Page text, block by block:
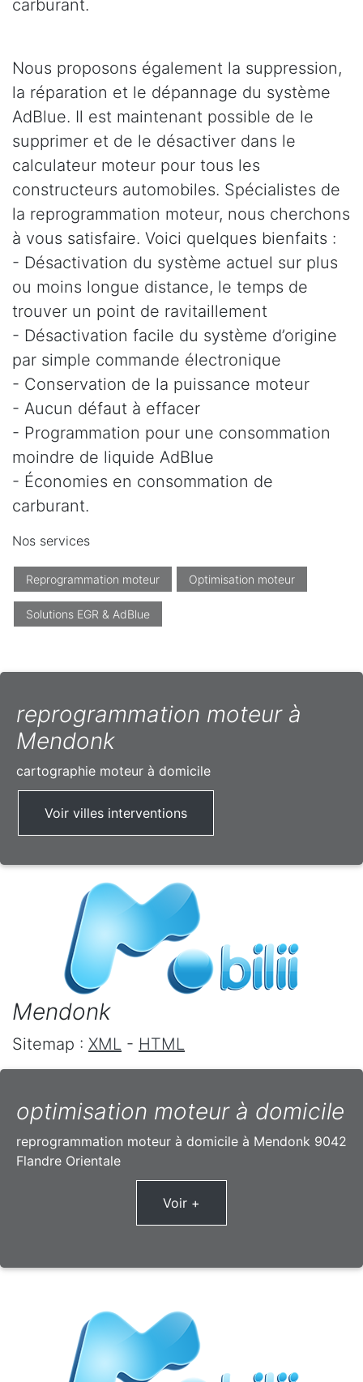
carburant.
Nous proposons également la suppression,
la réparation et le dépannage du système
AdBlue. Il est maintenant possible de le
supprimer et de le désactiver dans le
calculateur moteur pour tous les
constructeurs automobiles. Spécialistes de
la reprogrammation moteur, nous cherchons
à vous satisfaire. Voici quelques bienfaits :
- Désactivation du système actuel sur plus
ou moins longue distance, le temps de
trouver un point de ravitaillement
- Désactivation facile du système d’origine
par simple commande électronique
- Conservation de la puissance moteur
- Aucun défaut à effacer
- Programmation pour une consommation
moindre de liquide AdBlue
- Économies en consommation de
carburant.
Nos services
Reprogrammation moteur Optimisation moteur
Solutions EGR & AdBlue
reprogrammation moteur à
Mendonk
cartographie moteur à domicile
Voir villes interventions
Mendonk
Sitemap : XML - HTML
optimisation moteur à domicile
reprogrammation moteur à domicile à Mendonk 9042
Flandre Orientale
Voir +